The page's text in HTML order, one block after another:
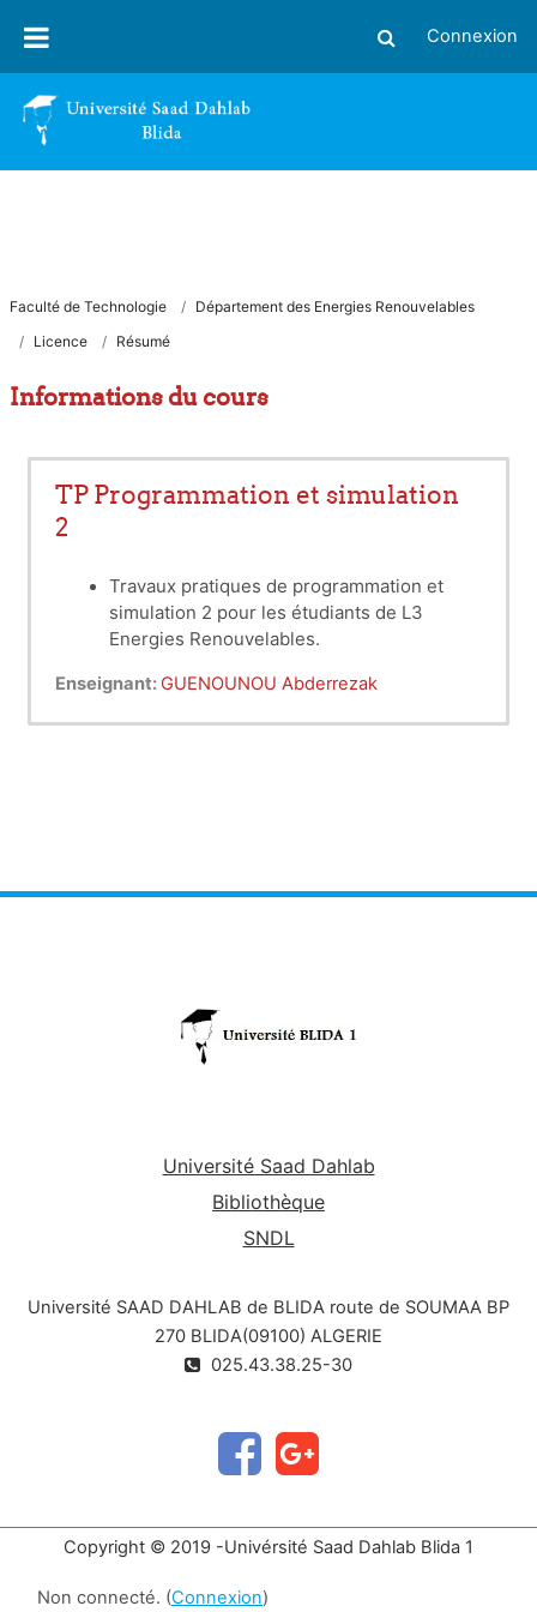
Activer/
Connexion
Faculté de Technologie
Département des Energies Renouvelables
Licence
Résumé
Informations du cours
TP Programmation et simulation
2
Travaux pratiques de programmation et
simulation 2 pour les étudiants de L3
Energies Renouvelables.
Années universitaire 2021/2022.
Enseignant: GUENOUNOU Abderrezak
Université Saad Dahlab
Bibliothèque
SNDL
Université SAAD DAHLAB de BLIDA route de SOUMAA BP
270 BLIDA(09100) ALGERIE
025.43.38.25-30
Copyright © 2019 -Univérsité Saad Dahlab Blida 1
Non connecté. (Connexion)